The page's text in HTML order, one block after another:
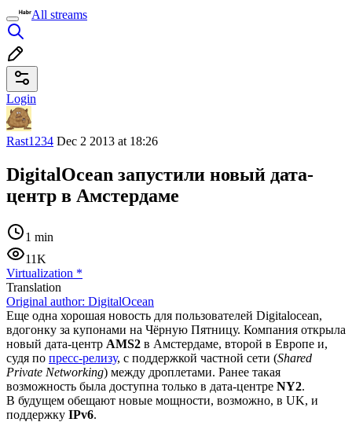
All streams
Login
Rast1234 Dec 2 2013 at 18:26
DigitalOcean запустили новый дата-
центр в Амстердаме
1 min
11K
Virtualization *
Translation
Original author: DigitalOcean
Еще одна хорошая новость для пользователей Digitalocean,
вдогонку за купонами на Чёрную Пятницу. Компания открыла
новый дата-центр AMS2 в Амстердаме, второй в Европе и,
судя по пресс-релизу, с поддержкой частной сети (Shared
Private Networking) между дроплетами. Ранее такая
возможность была доступна только в дата-центре NY2.
В будущем обещают новые мощности, возможно, в UK, и
поддержку IPv6.